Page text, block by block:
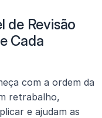
de Revisão
Cada
com a ordem da
retrabalho,
e ajudam as